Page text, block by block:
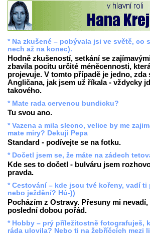
* Na zkušené – pobývala jsi ve světě, co
nech až na konec).
Hodně zkušeností, setkání se
zbavila pocitu určité méněcennosti,
projevuje. V tomto případě je jedno, zda
Angličana, jak jsem už říkala - vždycky
takového.
* Mate rada cervenou bundicku?
Tu svou ano.
* Vazena a mila slecno, velice by me
mate miry? Dekuji Pepa
Standard - podívejte se na fotku.
* Dočetl jsem se, že máte na zádech
Kde ses to dočetl - bulváru jsem
pravda.
* Cestování – kde jsou tvé kořeny, vadí
nebo ježdění? Hú-))
Pocházím z Ostravy. Přesuny mi
poslední dobou pořád.
* Hobby – prý příležitostně fotografuješ,
ráda ulovila? Nebo ti na žebříčcích mezi